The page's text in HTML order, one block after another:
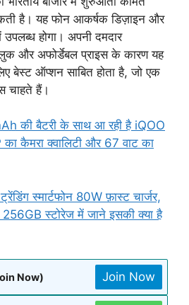
है। यह फोन आकर्षक डिज़ाइन और
होगा। अपनी दमदार
और अफोर्डेबल प्राइस के कारण यह
बेस्ट ऑप्शन साबित होता है, जो एक
चाहते हैं।
की बैटरी के साथ आ रही है iQOO
कैमरा क्वालिटी और 67 वाट का
स्मार्टफोन 80W फ़ास्ट चार्जर,
स्टोरेज में जाने इसकी क्या है
Now) Join Now